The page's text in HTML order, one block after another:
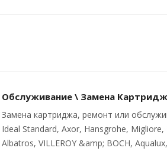
Обслуживание \ Замена
Замена картриджа, ремонт или
Ideal Standard, Axor, Hansgrohe,
Albatros, VILLEROY &amp; BOCH,